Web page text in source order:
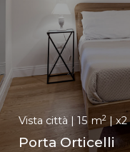
Vista città | 15 m2 | x2
Porta Orticelli